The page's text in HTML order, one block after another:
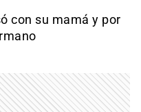
con su mamá y por